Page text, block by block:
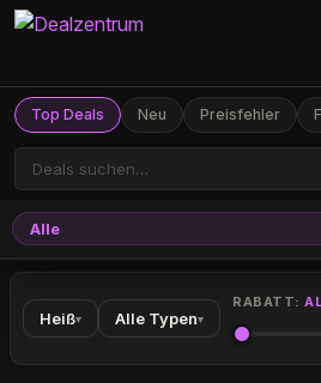
Top Deals Neu Preisfehler
Alle
Heiß▾ Alle Typen▾
RABATT: